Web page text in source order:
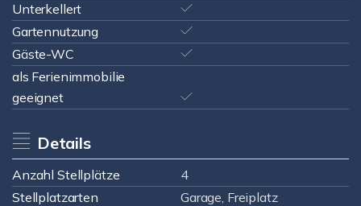
Unterkellert
Gartennutzung
Gäste-WC
als Ferienimmobilie
geeignet
Details
Anzahl Stellplätze
4
Stellplatzarten
Garage, Freiplatz